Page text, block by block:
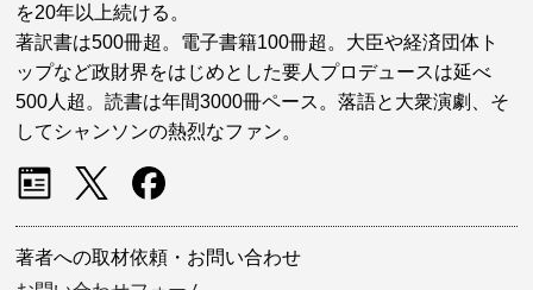
を20年以上続ける。
著訳書は500冊超。電子書籍100冊超。大臣や経済団体ト
ップなど政財界をはじめとした要人プロデュースは延べ
500人超。読書は年間3000冊ペース。落語と大衆演劇、そ
してシャンソンの熱烈なファン。
著者への取材依頼・お問い合わせ